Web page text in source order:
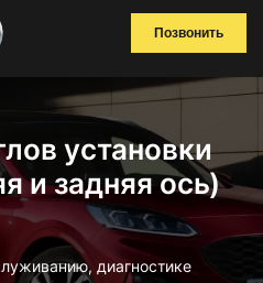
Позвонить
установки
и задняя ось)
диагностике